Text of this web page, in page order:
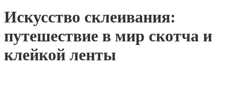
Искусство склеивания:
путешествие в мир скотча и
клейкой ленты